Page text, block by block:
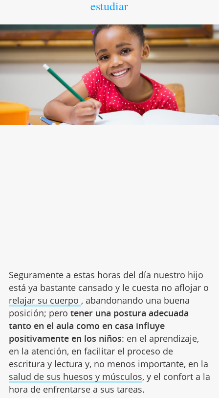
estudiar
Seguramente a estas horas del día nuestro hijo
está ya bastante cansado y le cuesta no aflojar o
relajar su cuerpo , abandonando una buena
posición; pero tener una postura adecuada
tanto en el aula como en casa influye
positivamente en los niños: en el aprendizaje,
en la atención, en facilitar el proceso de
escritura y lectura y, no menos importante, en la
salud de sus huesos y músculos, y el confort a la
hora de enfrentarse a sus tareas.